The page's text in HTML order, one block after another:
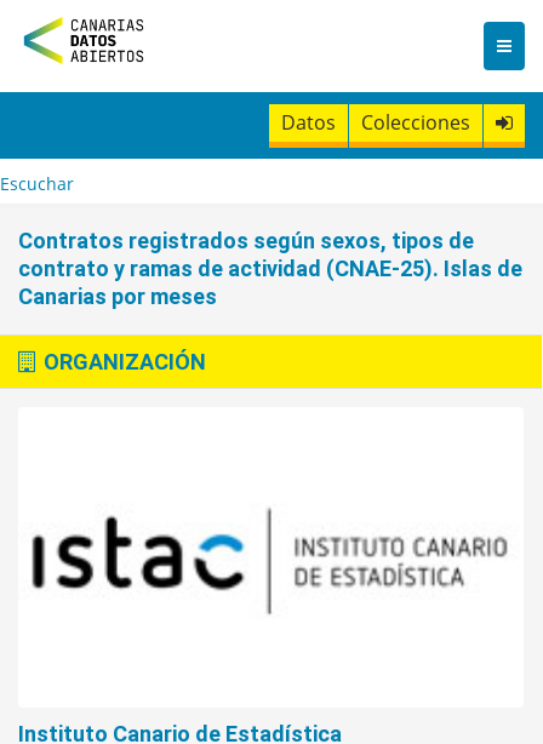
n
t
Datos Colecciones
Escuchar
Contratos registrados según sexos, tipos de
contrato y ramas de actividad (CNAE-25). Islas de
Canarias por meses
ORGANIZACIÓN
Instituto Canario de Estadística